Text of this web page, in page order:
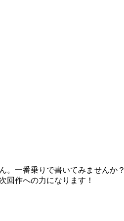
。一番乗りで書いてみませんか？
回作への力になります！